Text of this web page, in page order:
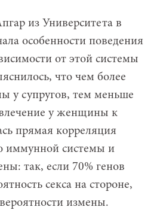
из Университета в
особенности поведения
от этой системы
что чем более
у супругов, тем меньше
у женщины к
прямая корреляция
иммунной системы и
так, если 70% генов
секса на стороне,
измены.